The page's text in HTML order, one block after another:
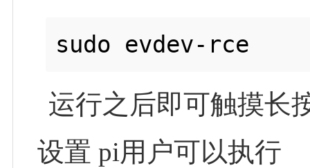
运行之后即可触摸长
设置 pi用户可以执行